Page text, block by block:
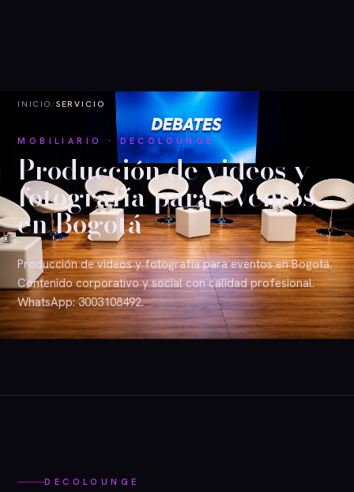
INICIO/SERVICIO
MOBILIARIO · DECOLOUNGE
Producción de videos y
fotografía para eventos
en Bogotá
Producción de videos y fotografía para eventos en Bogotá.
Contenido corporativo y social con calidad profesional.
WhatsApp: 3003108492.
DECOLOUNGE